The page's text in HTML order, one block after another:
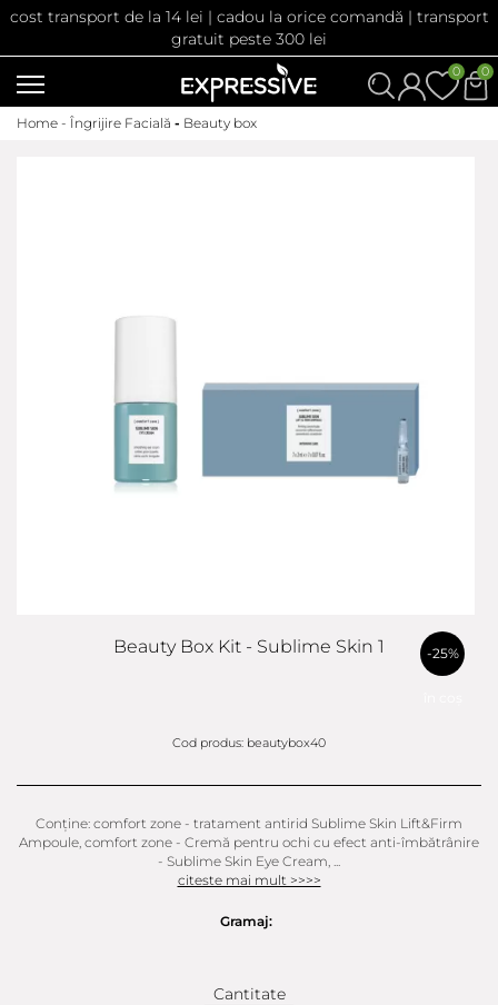
cost transport de la 14 lei | cadou la orice comandă | transport
gratuit peste 300 lei
0
0
Home - Îngrijire Facială - Beauty box
Beauty Box Kit - Sublime Skin 1 -25%
Cod produs: beautybox40
Conține: comfort zone - tratament antirid Sublime Skin Lift&Firm
Ampoule, comfort zone - Cremă pentru ochi cu efect anti-îmbătrânire
- Sublime Skin Eye Cream, ...
citeste mai mult >>>>
Gramaj:
Cantitate